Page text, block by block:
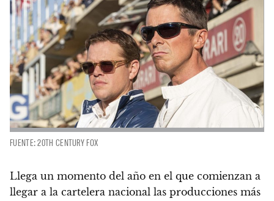
FUENTE: 20TH CENTURY FOX
Llega un momento del año en el que comienzan a
llegar a la cartelera nacional las producciones más